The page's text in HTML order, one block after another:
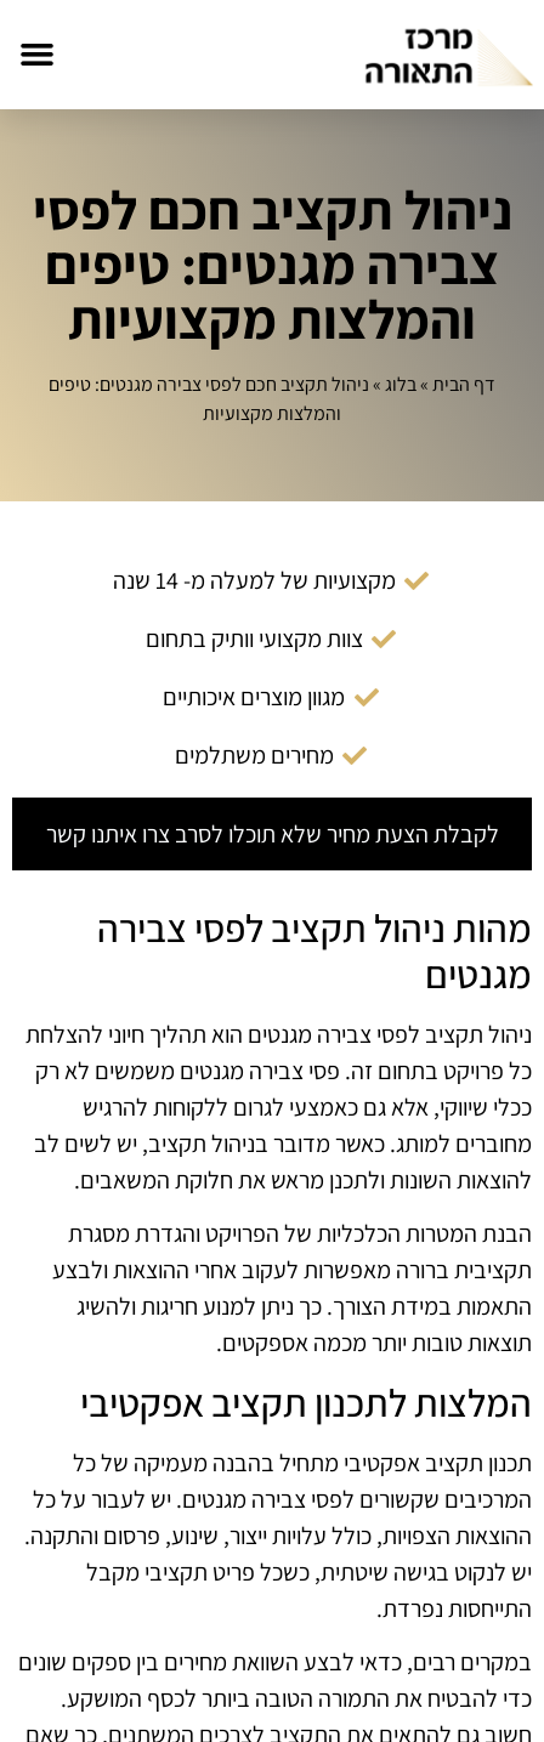
ניהול תקציב חכם לפסי
צבירה מגנטים: טיפים
והמלצות מקצועיות
דף הבית»בלוג»ניהול תקציב חכם לפסי צבירה מגנטים: טיפים
והמלצות מקצועיות
מקצועיות של למעלה מ- 14 שנה
צוות מקצועי וותיק בתחום
מגוון מוצרים איכותיים
מחירים משתלמים
לקבלת הצעת מחיר שלא תוכלו לסרב צרו איתנו קשר
מהות ניהול תקציב לפסי צבירה
מגנטים
ניהול תקציב לפסי צבירה מגנטים הוא תהליך חיוני להצלחת
כל פרויקט בתחום זה. פסי צבירה מגנטים משמשים לא רק
ככלי שיווקי, אלא גם כאמצעי לגרום ללקוחות להרגיש
מחוברים למותג. כאשר מדובר בניהול תקציב, יש לשים לב
להוצאות השונות ולתכנן מראש את חלוקת המשאבים.
הבנת המטרות הכלכליות של הפרויקט והגדרת מסגרת
תקציבית ברורה מאפשרות לעקוב אחרי ההוצאות ולבצע
התאמות במידת הצורך. כך ניתן למנוע חריגות ולהשיג
תוצאות טובות יותר מכמה אספקטים.
המלצות לתכנון תקציב אפקטיבי
תכנון תקציב אפקטיבי מתחיל בהבנה מעמיקה של כל
המרכיבים שקשורים לפסי צבירה מגנטים. יש לעבור על כל
ההוצאות הצפויות, כולל עלויות ייצור, שינוע, פרסום והתקנה.
יש לנקוט בגישה שיטתית, כשכל פריט תקציבי מקבל
התייחסות נפרדת.
במקרים רבים, כדאי לבצע השוואת מחירים בין ספקים שונים
כדי להבטיח את התמורה הטובה ביותר לכסף המושקע.
חשוב גם להתאים את התקציב לצרכים המשתנים, כך שאם